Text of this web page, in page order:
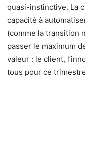
quasi-instinctive. La
capacité à
(comme la transition
passer le maximum
valeur : le client,
tous pour ce